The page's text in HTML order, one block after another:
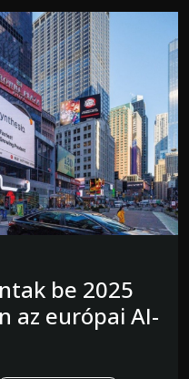
be 2025
az európai AI-